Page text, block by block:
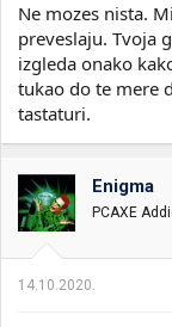
Ne mozes nista.
preveslaju. Tvoja
izgleda onako
tukao do te mere
tastaturi.
Enigma
PCAXE
14.10.2020.